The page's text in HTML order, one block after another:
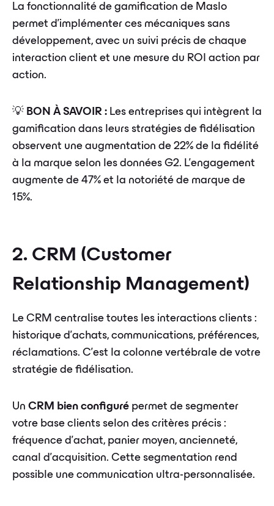
La fonctionnalité de gamification de Maslo
permet d'implémenter ces mécaniques sans
développement, avec un suivi précis de chaque
interaction client et une mesure du ROI action par
action.
💡 BON À SAVOIR : Les entreprises qui intègrent la
gamification dans leurs stratégies de fidélisation
observent une augmentation de 22% de la fidélité
à la marque selon les données G2. L'engagement
augmente de 47% et la notoriété de marque de
15%.
2. CRM (Customer
Relationship Management)
Le CRM centralise toutes les interactions clients :
historique d'achats, communications, préférences,
réclamations. C'est la colonne vertébrale de votre
stratégie de fidélisation.
Un CRM bien configuré permet de segmenter
votre base clients selon des critères précis :
fréquence d'achat, panier moyen, ancienneté,
canal d'acquisition. Cette segmentation rend
possible une communication ultra-personnalisée.